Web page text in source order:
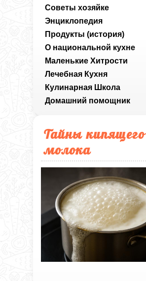
Советы хозяйке
Энциклопедия
Продукты (история)
О национальной кухне
Маленькие Хитрости
Лечебная Кухня
Кулинарная Школа
Домашний помощник
Тайны кипящего
молока